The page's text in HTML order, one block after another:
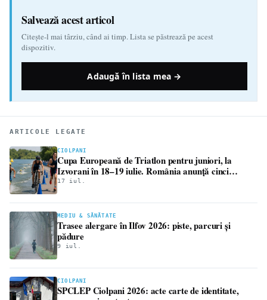
Salvează acest articol
Citește-l mai târziu, când ai timp. Lista se păstrează pe acest
dispozitiv.
Adaugă în lista mea →
ARTICOLE LEGATE
CIOLPANI
Cupa Europeană de Triatlon pentru juniori, la
Izvorani în 18–19 iulie. România anunță cinci
sportivi
17 iul.
MEDIU & SĂNĂTATE
Trasee alergare în Ilfov 2026: piste, parcuri și
pădure
9 iul.
CIOLPANI
SPCLEP Ciolpani 2026: acte carte de identitate,